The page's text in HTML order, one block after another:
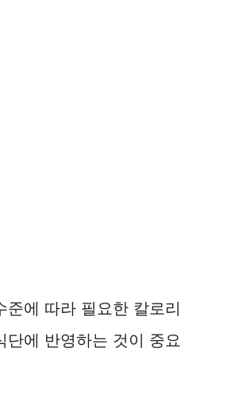
준에 따라 필요한 칼로리
단에 반영하는 것이 중요